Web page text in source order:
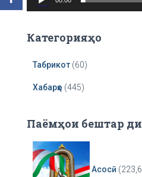
Категорияҳо
Табрикот (60)
Хабарҳо (445)
Паёмҳои бештар
Асосӣ